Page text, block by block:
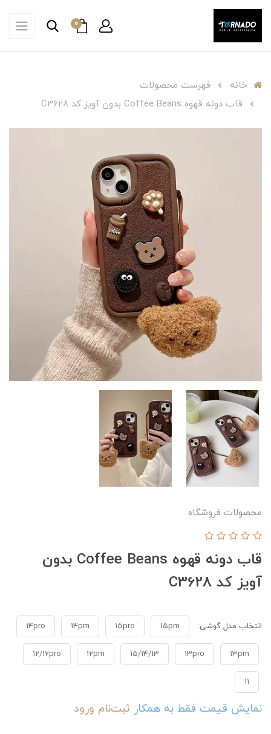
0
خانه
فهرست محصولات
قاب دونه قهوه Coffee Beans بدون آویز کد C3628
محصولات فروشگاه
قاب دونه قهوه Coffee Beans بدون
آویز کد C3628
انتخاب مدل گوشی: 15pm
15pro
14pm
14pro
13pm
13pro
15/14/13
12pm
12/12pro
11
نمایش قیمت فقط به همکار ثبت‌نام ورود